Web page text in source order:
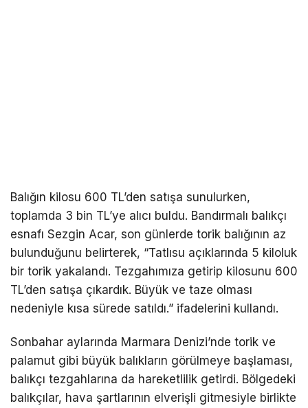
Balığın kilosu 600 TL’den satışa sunulurken,
toplamda 3 bin TL’ye alıcı buldu. Bandırmalı balıkçı
esnafı Sezgin Acar, son günlerde torik balığının az
bulunduğunu belirterek, “Tatlısu açıklarında 5 kiloluk
bir torik yakalandı. Tezgahımıza getirip kilosunu 600
TL’den satışa çıkardık. Büyük ve taze olması
nedeniyle kısa sürede satıldı.” ifadelerini kullandı.
Sonbahar aylarında Marmara Denizi’nde torik ve
palamut gibi büyük balıkların görülmeye başlaması,
balıkçı tezgahlarına da hareketlilik getirdi. Bölgedeki
balıkçılar, hava şartlarının elverişli gitmesiyle birlikte